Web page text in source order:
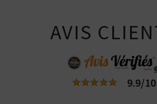
AVIS
9.9/10